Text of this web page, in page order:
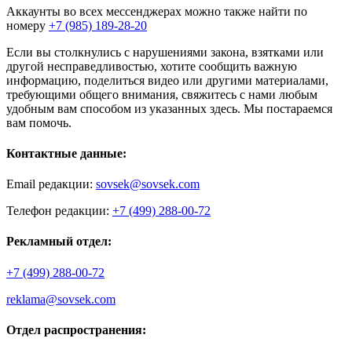
Аккаунты во всех мессенджерах можно также найти по
номеру +7 (985) 189-28-20
Если вы столкнулись с нарушениями закона, взятками или
другой несправедливостью, хотите сообщить важную
информацию, поделиться видео или другими материалами,
требующими общего внимания, свяжитесь с нами любым
удобным вам способом из указанных здесь. Мы постараемся
вам помочь.
Контактные данные:
Email редакции: sovsek@sovsek.com
Телефон редакции: +7 (499) 288-00-72
Рекламный отдел:
+7 (499) 288-00-72
reklama@sovsek.com
Отдел распространения: